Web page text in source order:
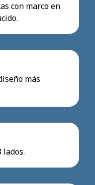
con marco en
más
lados.